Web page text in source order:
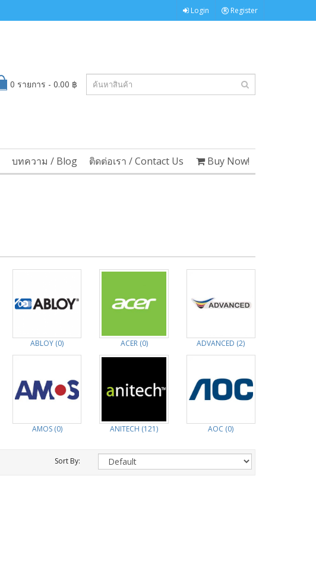
Login Register
0 รายการ - 0.00 ฿
บทความ / Blog ติดต่อเรา / Contact Us Buy Now!
ABLOY (0) ACER (0) ADVANCED (2)
AMOS (0) ANITECH (121) AOC (0)
Sort By: